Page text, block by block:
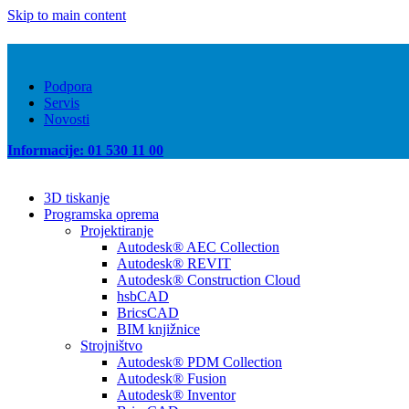
Skip to main content
Podpora
Servis
Novosti
Informacije: 01 530 11 00
3D tiskanje
Programska oprema
Projektiranje
Autodesk® AEC Collection
Autodesk® REVIT
Autodesk® Construction Cloud
hsbCAD
BricsCAD
BIM knjižnice
Strojništvo
Autodesk® PDM Collection
Autodesk® Fusion
Autodesk® Inventor